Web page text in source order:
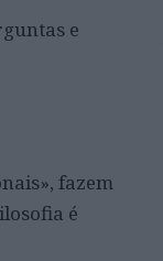
e
fazem
é